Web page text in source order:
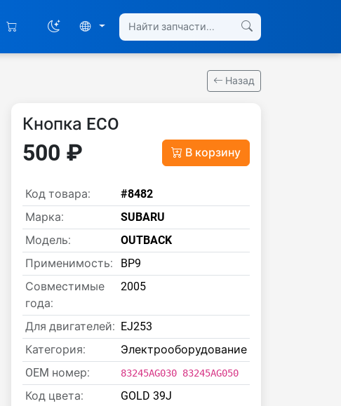
Назад
Кнопка ECO
500 ₽ В корзину
Код товара:
#8482
Марка:
SUBARU
Модель:
OUTBACK
Применимость:
BP9
Совместимые
года:
2005
Для двигателей: EJ253
Категория:
Электрооборудование
OEM номер:
83245AG030 83245AG050
Код цвета: GOLD 39J